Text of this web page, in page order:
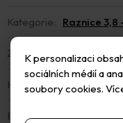
K personalizaci
sociálních médií a
soubory cookies.
Kategorie: Raznice 3,8
Záruka 2 roky
Hmotnost 0.1 kg
EAN :